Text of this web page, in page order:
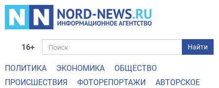
16+ Найти
ПОЛИТИКА ЭКОНОМИКА
ОБЩЕСТВО
ПРОИСШЕСТВИЯ
ФОТОРЕПОРТАЖИ АВТОРСКОЕ